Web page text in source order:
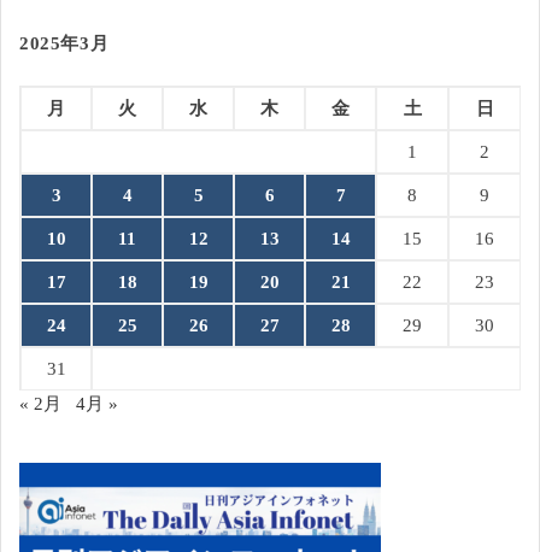
2025年3月
月 火 水 木 金 土 日
1 2
3 4 5 6 7 8 9
10 11 12 13 14 15 16
17 18 19 20 21 22 23
24 25 26 27 28 29 30
31
« 2月
4月 »